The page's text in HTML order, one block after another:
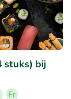
stuks) bij
Fr